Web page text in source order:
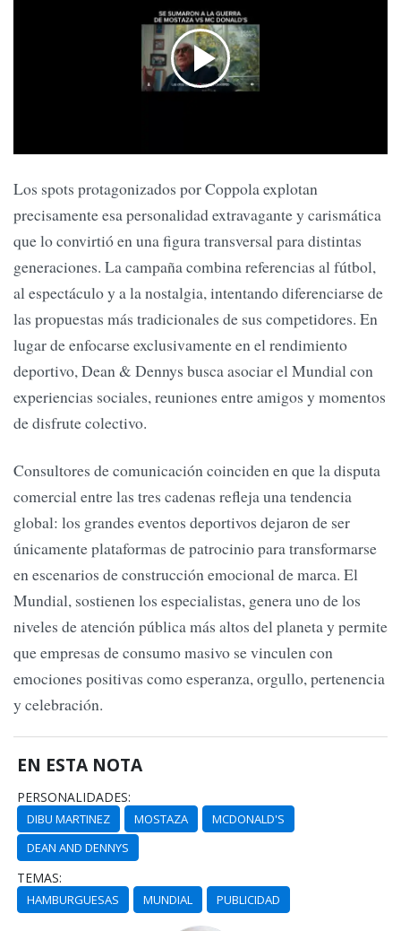
Los spots protagonizados por Coppola explotan
precisamente esa personalidad extravagante y carismática
que lo convirtió en una figura transversal para distintas
generaciones. La campaña combina referencias al fútbol,
al espectáculo y a la nostalgia, intentando diferenciarse de
las propuestas más tradicionales de sus competidores. En
lugar de enfocarse exclusivamente en el rendimiento
deportivo, Dean & Dennys busca asociar el Mundial con
experiencias sociales, reuniones entre amigos y momentos
de disfrute colectivo.
Consultores de comunicación coinciden en que la disputa
comercial entre las tres cadenas refleja una tendencia
global: los grandes eventos deportivos dejaron de ser
únicamente plataformas de patrocinio para transformarse
en escenarios de construcción emocional de marca. El
Mundial, sostienen los especialistas, genera uno de los
niveles de atención pública más altos del planeta y permite
que empresas de consumo masivo se vinculen con
emociones positivas como esperanza, orgullo, pertenencia
y celebración.
EN ESTA NOTA
PERSONALIDADES:
DIBU MARTINEZ MOSTAZA
MCDONALD'S
DEAN AND DENNYS
TEMAS:
HAMBURGUESAS MUNDIAL PUBLICIDAD